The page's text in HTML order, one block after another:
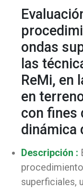
ondas
las
ReMi, en
en
con fines
dinámica
Descripción :
superficiales,